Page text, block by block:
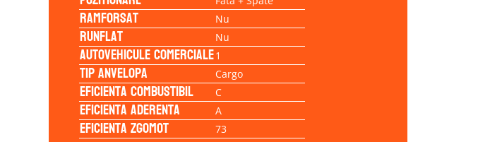
Ramforsat Nu
Runflat Nu
Autovehicule comerciale1
Tip anvelopa Cargo
Eficienta Combustibil C
Eficienta Aderenta A
Eficienta Zgomot 73